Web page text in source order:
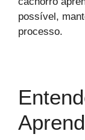
possível,
processo.